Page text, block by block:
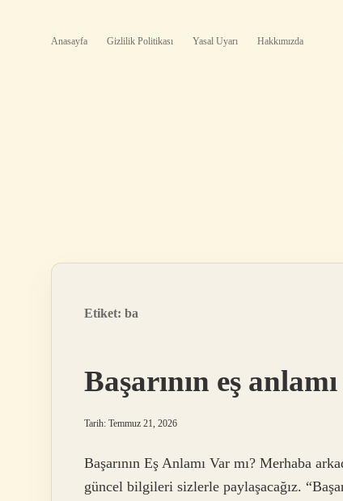
Anasayfa Gizlilik Politikası Yasal Uyarı Hakkımızda
Etiket: ba
Başarının eş
Tarih: Temmuz 21, 2026
Başarının Eş Anlamı Var mı? Merhaba
güncel bilgileri sizlerle paylaşacağız.